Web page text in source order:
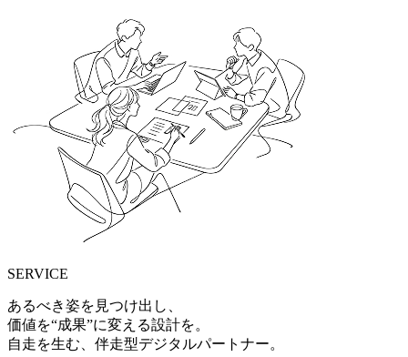
SERVICE
あるべき姿を見つけ出し、
価値を“成果”に変える設計を。
自走を生む、伴走型デジタルパートナー。